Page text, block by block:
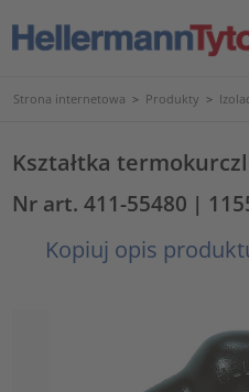
Strona internetowa > Produkty >
Kształtka
Nr art. 411-55480 |
Kopiuj opis